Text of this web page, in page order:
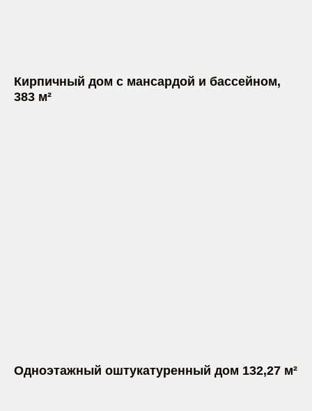
Кирпичный дом с мансардой и бассейном,
383 м²
Одноэтажный оштукатуренный дом 132,27 м²